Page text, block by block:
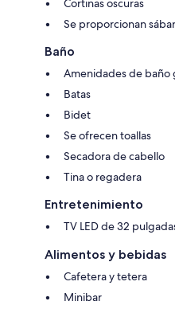
Cortinas oscuras
Se proporcionan
Baño
Amenidades de baño
Batas
Bidet
Se ofrecen toallas
Secadora de cabello
Tina o regadera
Entretenimiento
TV LED de 32
Alimentos y bebidas
Cafetera y tetera
Minibar